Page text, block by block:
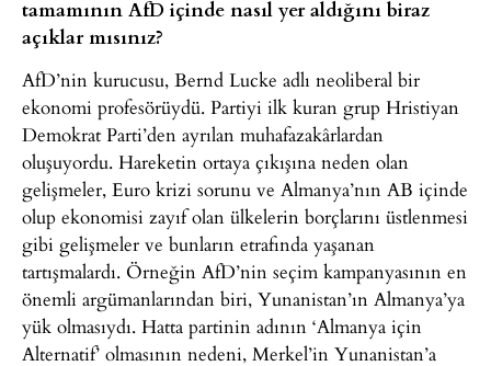
tamamının AfD içinde nasıl yer aldığını biraz
açıklar mısınız?
AfD’nin kurucusu, Bernd Lucke adlı neoliberal bir
ekonomi profesörüydü. Partiyi ilk kuran grup Hristiyan
Demokrat Parti’den ayrılan muhafazakârlardan
oluşuyordu. Hareketin ortaya çıkışına neden olan
gelişmeler, Euro krizi sorunu ve Almanya’nın AB içinde
olup ekonomisi zayıf olan ülkelerin borçlarını üstlenmesi
gibi gelişmeler ve bunların etrafında yaşanan
tartışmalardı. Örneğin AfD’nin seçim kampanyasının en
önemli argümanlarından biri, Yunanistan’ın Almanya’ya
yük olmasıydı. Hatta partinin adının ‘Almanya için
Alternatif’ olmasının nedeni, Merkel’in Yunanistan’a